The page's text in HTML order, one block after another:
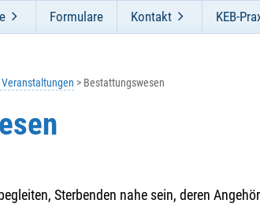
Formulare Kontakt KEB-
Bestattungswesen
Sterbenden nahe sein, deren